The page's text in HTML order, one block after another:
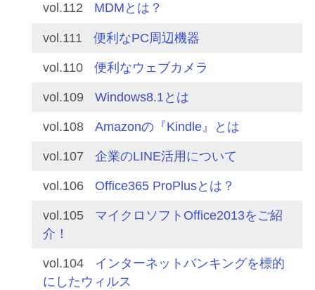
vol.112 MDMとは？
vol.111 便利なPC周辺機器
vol.110 便利なウェブカメラ
vol.109 Windows8.1とは
vol.108 Amazonの『Kindle』とは
vol.107 企業のLINE活用について
vol.106 Office365 ProPlusとは？
vol.105
マイクロソフトOffice2013をご紹
介！
vol.104
インターネットバンキングを標的
にしたウィルス